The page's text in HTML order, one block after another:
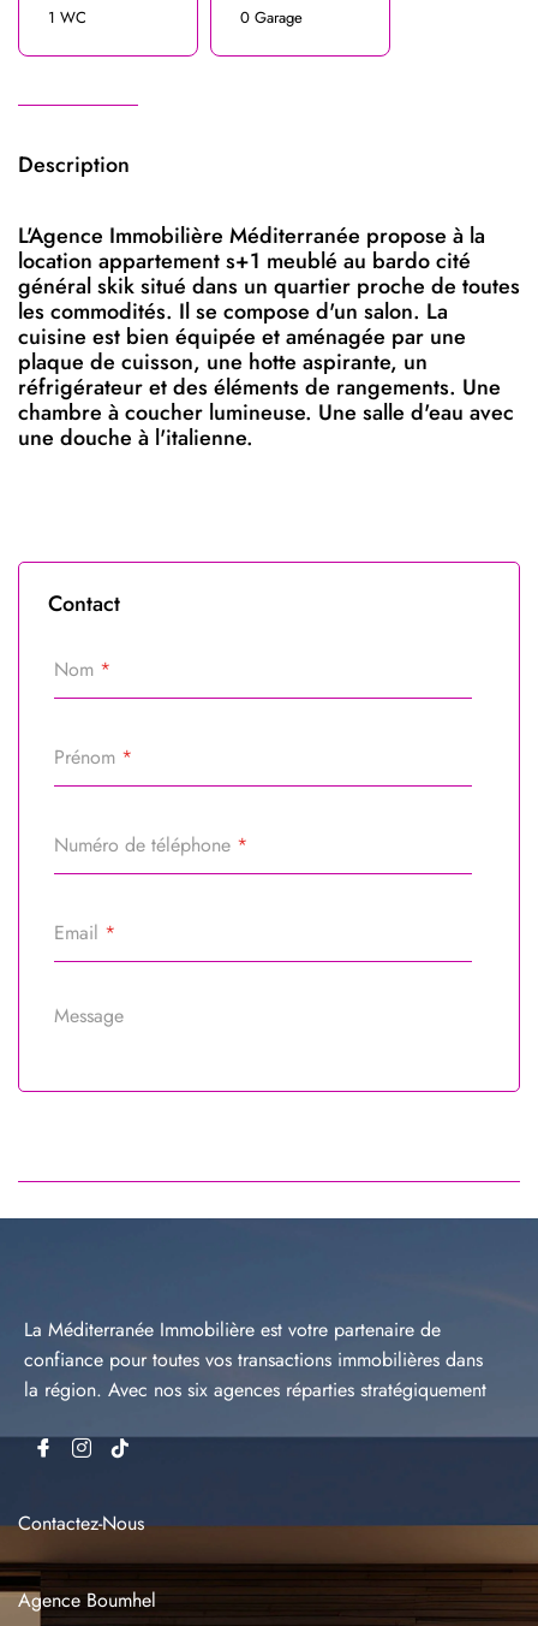
1 WC 0 Garage
Description
L'Agence Immobilière Méditerranée propose à la
location appartement s+1 meublé au bardo cité
général skik situé dans un quartier proche de toutes
les commodités. Il se compose d'un salon. La
cuisine est bien équipée et aménagée par une
plaque de cuisson, une hotte aspirante, un
réfrigérateur et des éléments de rangements. Une
chambre à coucher lumineuse. Une salle d'eau avec
une douche à l'italienne.
Contact
Nom *
Prénom *
Numéro de téléphone *
Email *
Message
Référence du bien*
La Méditerranée Immobilière est votre partenaire de
confiance pour toutes vos transactions immobilières dans
la région. Avec nos six agences réparties stratégiquement
Contactez-Nous
Agence Boumhel